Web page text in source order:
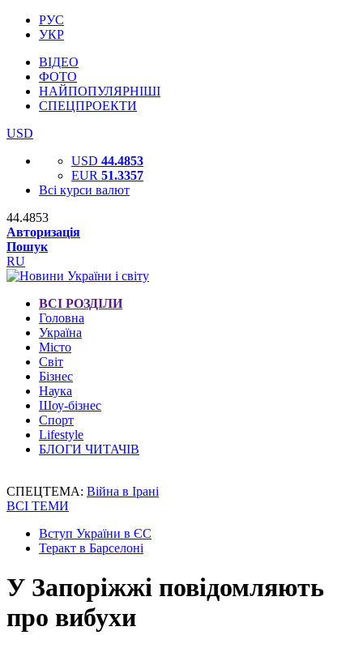
РУС
УКР
ВІДЕО
ФОТО
НАЙПОПУЛЯРНІШІ
СПЕЦПРОЕКТИ
USD
USD 44.4853
EUR 51.3357
Всі курси валют
44.4853
Авторизація
Пошук
RU
ВСІ РОЗДІЛИ
Головна
Україна
Місто
Світ
Бізнес
Наука
Шоу-бізнес
Спорт
Lifestyle
БЛОГИ ЧИТАЧІВ
СПЕЦТЕМА: Війна в Ірані
ВСІ ТЕМИ
Вступ України в ЄС
Теракт в Барселоні
У Запоріжжі повідомляють
про вибухи